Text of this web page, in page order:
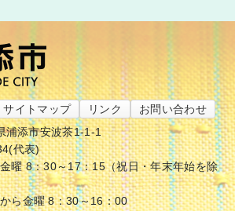
サイトマップ リンク
お問い合わせ
浦添市安波茶1-1-1
代表)
曜 8：30～17：15（祝日・年末年始を除
ら金曜 8：30～16：00